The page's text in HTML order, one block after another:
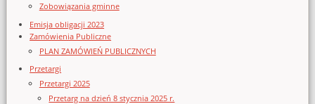
Zobowiązania gminne
Emisja obligacji 2023
Zamówienia Publiczne
PLAN ZAMÓWIEŃ PUBLICZNYCH
Przetargi
Przetargi 2025
Przetarg na dzień 8 stycznia 2025 r.